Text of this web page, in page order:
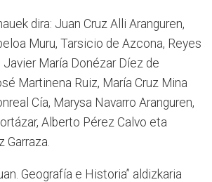
dira: Juan Cruz Alli Aranguren,
Muru, Tarsicio de Azcona, Reyes
Javier María Donézar Díez de
Martinena Ruiz, María Cruz Mina
Cía, Marysa Navarro Aranguren,
Alberto Pérez Calvo eta
Garraza.
Geografía e Historia” aldizkaria